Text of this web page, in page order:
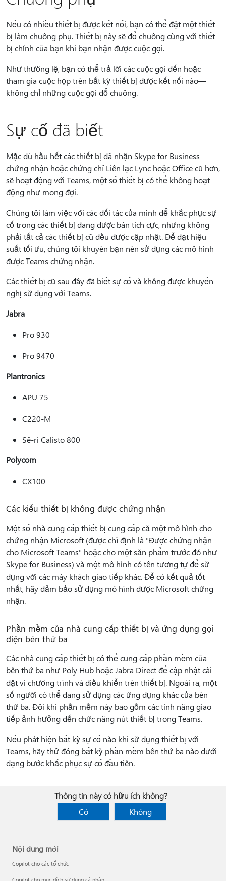
Nếu có nhiều thiết bị được kết nối, bạn có thể đặt một thiết
bị làm chuông phụ. Thiết bị này sẽ đổ chuông cùng với thiết
bị chính của bạn khi bạn nhận được cuộc gọi.
Như thường lệ, bạn có thể trả lời các cuộc gọi đến hoặc
tham gia cuộc họp trên bất kỳ thiết bị được kết nối nào—
không chỉ những cuộc gọi đổ chuông.
Sự cố đã biết
Mặc dù hầu hết các thiết bị đã nhận Skype for Business
chứng nhận hoặc chứng chỉ Liên lạc Lync hoặc Office cũ hơn,
sẽ hoạt động với Teams, một số thiết bị có thể không hoạt
động như mong đợi.
Chúng tôi làm việc với các đối tác của mình để khắc phục sự
cố trong các thiết bị đang được bán tích cực, nhưng không
phải tất cả các thiết bị cũ đều được cập nhật. Để đạt hiệu
suất tối ưu, chúng tôi khuyên bạn nên sử dụng các mô hình
được Teams chứng nhận.
Các thiết bị cũ sau đây đã biết sự cố và không được khuyến
nghị sử dụng với Teams.
Jabra
Pro 930
Pro 9470
Plantronics
APU 75
C220-M
Sê-ri Calisto 800
Polycom
CX100
Các kiểu thiết bị không được chứng nhận
Một số nhà cung cấp thiết bị cung cấp cả một mô hình cho
chứng nhận Microsoft (được chỉ định là "Được chứng nhận
cho Microsoft Teams" hoặc cho một sản phẩm trước đó như
Skype for Business) và một mô hình có tên tương tự để sử
dụng với các máy khách giao tiếp khác. Để có kết quả tốt
nhất, hãy đảm bảo sử dụng mô hình được Microsoft chứng
nhận.
Phần mềm của nhà cung cấp thiết bị và ứng dụng gọi
điện bên thứ ba
Các nhà cung cấp thiết bị có thể cung cấp phần mềm của
bên thứ ba như Poly Hub hoặc Jabra Direct để cập nhật cài
đặt vi chương trình và điều khiển trên thiết bị. Ngoài ra, một
số người có thể đang sử dụng các ứng dụng khác của bên
thứ ba. Đôi khi phần mềm này bao gồm các tính năng giao
tiếp ảnh hưởng đến chức năng nút thiết bị trong Teams.
Nếu phát hiện bất kỳ sự cố nào khi sử dụng thiết bị với
Teams, hãy thử đóng bất kỳ phần mềm bên thứ ba nào dưới
dạng bước khắc phục sự cố đầu tiên.
Thông tin này có hữu ích không?
Có
Không
Nội dung mới
Copilot cho các tổ chức